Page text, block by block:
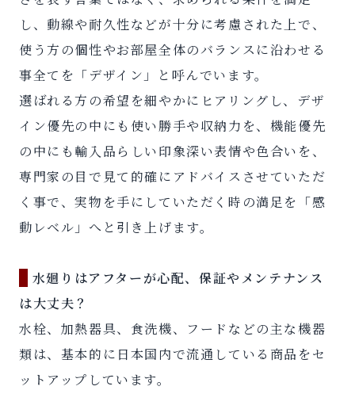
し、動線や耐久性などが十分に考慮された上で、
使う方の個性やお部屋全体のバランスに沿わせる
事全てを「デザイン」と呼んでいます。
選ばれる方の希望を細やかにヒアリングし、デザ
イン優先の中にも使い勝手や収納力を、機能優先
の中にも輸入品らしい印象深い表情や色合いを、
専門家の目で見て的確にアドバイスさせていただ
く事で、実物を手にしていただく時の満足を「感
動レベル」へと引き上げます。
水廻りはアフターが心配、保証やメンテナンス
は大丈夫？
水栓、加熱器具、食洗機、フードなどの主な機器
類は、基本的に日本国内で流通している商品をセ
ットアップしています。